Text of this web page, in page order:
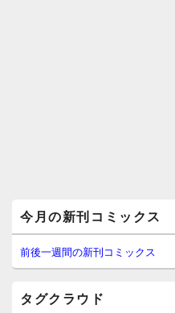
イ
ン
サ
イ
今月の新刊コミックス
前後一週間の新刊コミックス
タグクラウド